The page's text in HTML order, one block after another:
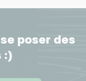
poser des
:)